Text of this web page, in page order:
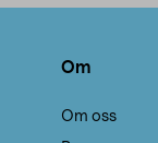
Om
Om oss